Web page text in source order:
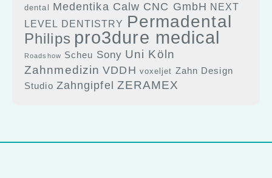
dental
Medentika Calw CNC GmbH NEXT
LEVEL DENTISTRY Permadental
Philips pro3dure medical
Roadshow Scheu Sony Uni Köln
Zahnmedizin VDDH voxeljet Zahn Design
Studio Zahngipfel ZERAMEX